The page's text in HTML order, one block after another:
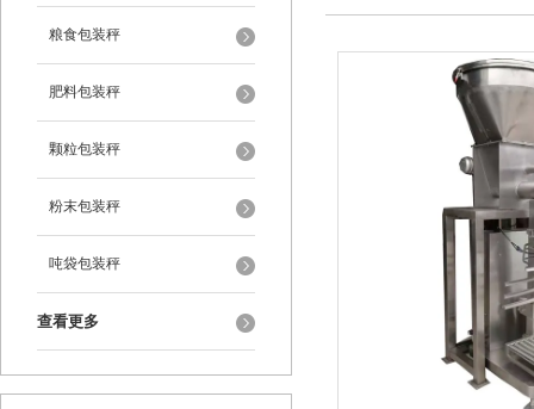
粮食包装秤
肥料包装秤
颗粒包装秤
粉末包装秤
吨袋包装秤
查看更多